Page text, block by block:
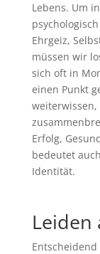
Lebens. Um
Ehrgeiz,
müssen wir
sich oft in
einen Punkt
weiterwissen,
Erfolg,
bedeutet
Identität.
Leiden